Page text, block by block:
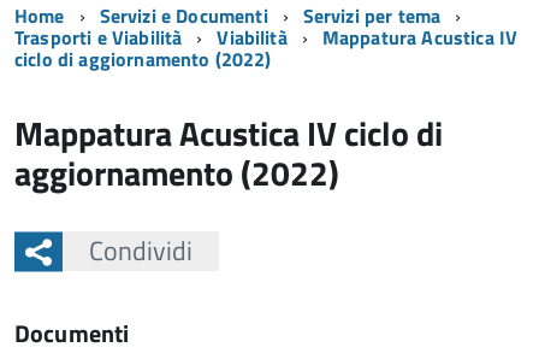
Home Servizi e Documenti Servizi per tema
Trasporti e Viabilità Viabilità Mappatura Acustica IV
ciclo di aggiornamento (2022)
Mappatura Acustica IV ciclo di
aggiornamento (2022)
Condividi
Documenti